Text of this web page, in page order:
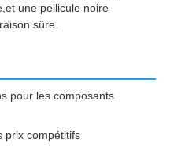
une pellicule noire
sûre.
pour les composants
prix compétitifs